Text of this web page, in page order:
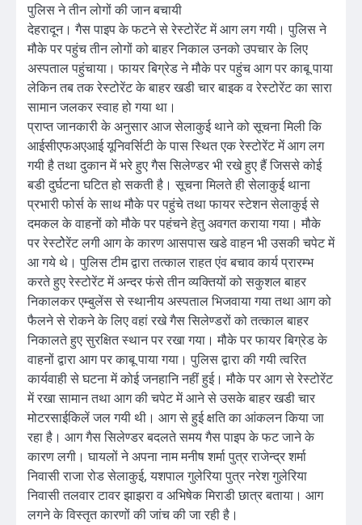
पुलिस ने तीन लोगों की जान बचायी
देहरादून। गैस पाइप के फटने से रेस्टोरेंट में आग लग गयी। पुलिस ने
मौके पर पहुंच तीन लोगों को बाहर निकाल उनको उपचार के लिए
अस्पताल पहुंचाया। फायर बिग्रेड ने मौके पर पहुंच आग पर काबू पाया
लेकिन तब तक रेस्टोरेंट के बाहर खडी चार बाइक व रेस्टोरेंट का सारा
सामान जलकर स्वाह हो गया था।
प्राप्त जानकारी के अनुसार आज सेलाकुई थाने को सूचना मिली कि
आईसीएफअएआई यूनिवर्सिटी के पास स्थित एक रेस्टोरेंट में आग लग
गयी है तथा दुकान में भरे हुए गैस सिलेण्डर भी रखे हुए हैं जिससे कोई
बडी दुर्घटना घटित हो सकती है। सूचना मिलते ही सेलाकुई थाना
प्रभारी फोर्स के साथ मौके पर पहुंचे तथा फायर स्टेशन सेलाकुई से
दमकल के वाहनों को मौके पर पहंचने हेतु अवगत कराया गया। मौके
पर रेस्टोेरेंट लगी आग के कारण आसपास खडे वाहन भी उसकी चपेट में
आ गये थे। पुलिस टीम द्वारा तत्काल राहत एंव बचाव कार्य प्रारम्भ
करते हुए रेस्टोरेंट में अन्दर फंसे तीन व्यक्तियों को सकुशल बाहर
निकालकर एम्बुलेंस से स्थानीय अस्पताल भिजवाया गया तथा आग को
फैलने से रोकने के लिए वहां रखे गैस सिलेण्डरों को तत्काल बाहर
निकालते हुए सुरक्षित स्थान पर रखा गया। मौके पर फायर बिग्रेड के
वाहनों द्वारा आग पर काबू पाया गया। पुलिस द्वारा की गयी त्वरित
कार्यवाही से घटना में कोई जनहानि नहीं हुई। मौके पर आग से रेस्टोरेंट
में रखा सामान तथा आग की चपेट में आने से उसके बाहर खडी चार
मोटरसाईकिलें जल गयी थी। आग से हुई क्षति का आंकलन किया जा
रहा है। आग गैस सिलेण्डर बदलते समय गैस पाइप के फट जाने के
कारण लगी। घायलों ने अपना नाम मनीष शर्मा पुत्र राजेन्द्र शर्मा
निवासी राजा रोड सेलाकुई, यशपाल गुलेरिया पुत्र नरेश गुलेरिया
निवासी तलवार टावर झाझरा व अभिषेक मिराडी छात्र बताया। आग
लगने के विस्तृत कारणों की जांच की जा रही है।